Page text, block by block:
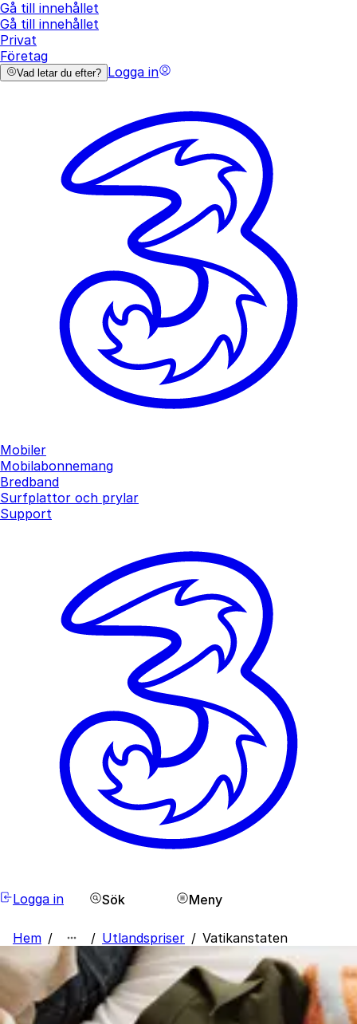
Gå till innehållet
Gå till innehållet
Privat
Företag
Vad letar du efter? Logga in
Mobiler
Mobilabonnemang
Bredband
Surfplattor och prylar
Support
Logga in Sök Meny
Hem / / Utlandspriser / Vatikanstaten